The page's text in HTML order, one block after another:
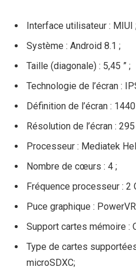
Interface utilisateur : MIUI
Système : Android 8.1 ;
Taille (diagonale) : 5,45 ” ;
Technologie de l’écran :
Définition de l’écran :
Résolution de l’écran :
Processeur : Mediatek
Nombre de cœurs : 4 ;
Fréquence processeur : 2
Puce graphique :
Support cartes mémoire :
Type de cartes
microSDXC;